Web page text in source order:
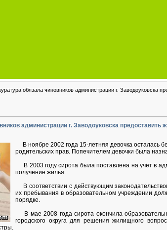
обязала чиновников администрации г. Заводоуковска
администрации г. Заводоуковска предоставить
В ноябре 2002 года 15-летняя девочка осталась
родительских прав. Попечителем девочки была
В 2003 году сирота была поставлена на учёт в
получение жилья.
В соответствии с действующим
их пребывания в образовательном учреждении
порядке.
В мае 2008 года сирота окончила
городского округа для решения жилищного